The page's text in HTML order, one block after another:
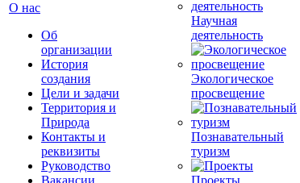
О нас
Об
организации
История
создания
Цели и задачи
Территория и
Природа
Контакты и
реквизиты
Руководство
Вакансии
Научная
деятельность
Экологическое
просвещение
Познавательный
туризм
Проекты